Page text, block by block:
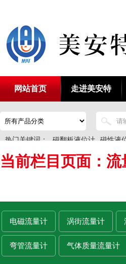
网站首页 走进美安特
热门关键词： 磁翻板液位计 磁性液
当前栏目页面：
电磁流量计 涡街流量计
弯管流量计 气体质量流量计